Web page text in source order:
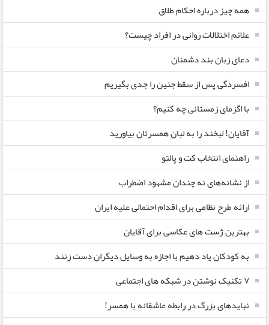
همه چیز درباره احکام طلاق
علائم اختلالات روانی در افراد چیست؟
دعای زبان بند دشمنان
افسردگی پس از سقط جنین را جدی بگیریم
با اگزمای زمستانی چه کنیم؟
آقایان! لبخند را به لبان همسرتان بیاورید
راهنمای انتخاب کت و پالتو
از نشانه‌های نه چندان مشهود اضطراب
ارائه طرح نظامی برای اقدام احتمالی علیه ایران
بهترین ژست های عکاسی برای آقایان
به کودکان یاد دهیم با اجازه به وسایل دیگران دست زنند
۷ تکنیک نوشتن در شبکه های اجتماعی
نبایدهای بزرگ در رابطه عاشقانه با همسر!